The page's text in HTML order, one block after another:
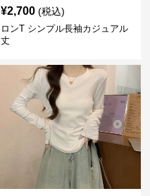
¥2,700 (税込)
ロンT シンプル長袖カジュアル
丈